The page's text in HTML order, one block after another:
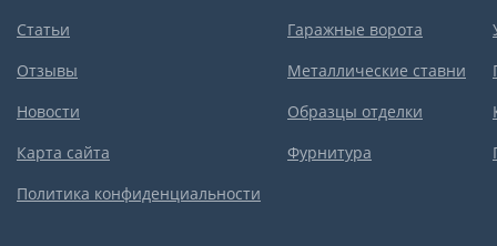
Статьи
Отзывы
Новости
Карта сайта
Политика конфиденциальности
Гаражные ворота
Металлические ставни
Образцы отделки
Фурнитура